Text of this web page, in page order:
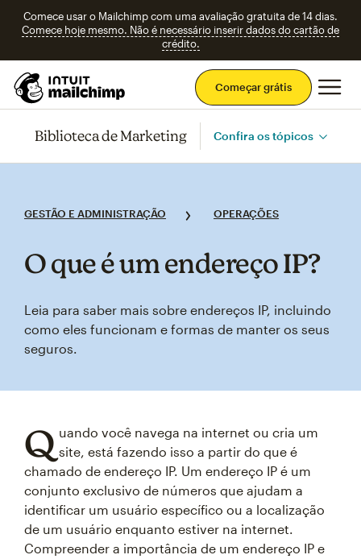
Comece usar o Mailchimp com uma avaliação gratuita de 14 dias.
Comece hoje mesmo. Não é necessário inserir dados do cartão de
crédito.
Começar grátis
Biblioteca de Marketing Confira os tópicos
GESTÃO E ADMINISTRAÇÃO OPERAÇÕES
O que é um endereço IP?
Leia para saber mais sobre endereços IP, incluindo
como eles funcionam e formas de manter os seus
seguros.
Q uando você navega na internet ou cria um
site, está fazendo isso a partir do que é
chamado de endereço IP. Um endereço IP é um
conjunto exclusivo de números que ajudam a
identificar um usuário específico ou a localização
de um usuário enquanto estiver na internet.
Compreender a importância de um endereço IP e